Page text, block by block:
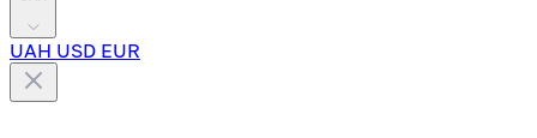
UAH USD EUR